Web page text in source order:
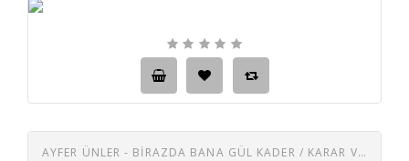
AYFER ÜNLER - BIRAZDA BANA GÜL KADER / KARAR VERDIM İÇMEĞE